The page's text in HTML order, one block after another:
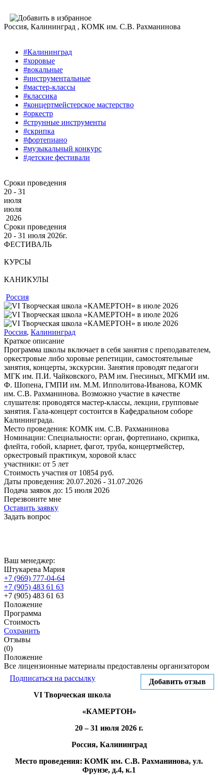
Россия, Калининград , КОМК им. С.В. Рахманинова
#Калининград
#хоровые
#вокальные
#инструментальные
#мастер-классы
#классика
#концертмейстерское мастерство
#оркестр
#струнные инструменты
#скрипка
#фортепиано
#музыкальный конкурс
#детские фестивали
Сроки проведения
20 - 31
июля
июля
2026
Сроки проведения
20 ‐ 31 июля 2026г.
ФЕСТИВАЛЬ
КУРСЫ
КАНИКУЛЫ
Россия
Россия, Калининград
Краткое описание
Программа школы включает в себя занятия с преподавателем,
оркестровые либо хоровые репетиции, самостоятельные
занятия, концерты, экскурсии. Занятия проводят педагоги
МГК им. П.И. Чайковского, РАМ им. Гнесиных, МГКМИ им.
Ф. Шопена, ГМПИ им. М.М. Ипполитова-Иванова, КОМК
им. С.В. Рахманинова. Возможно участие в качестве
слушателя: проводятся мастер-классы, лекции, групповые
занятия. Гала-концерт состоится в Кафедральном соборе
Калининграда.
Место проведения: КОМК им. С.В. Рахманинова
Номинации: Специальности: орган, фортепиано, скрипка,
флейта, гобой, кларнет, фагот, труба, концертмейстер,
оркестровый практикум, хоровой класс
участники: от 5 лет
Стоимость участия от 10854 руб.
Даты проведения: 20.07.2026 - 31.07.2026
Подача заявок до: 15 июля 2026
Перезвоните мне
Оставить заявку
Задать вопрос
Ваш менеджер:
Штукарева Мария
+7 (969) 777-04-64
+7 (905) 483 61 63
+7 (905) 483 61 63
Положение
Программа
Стоимость
Сохранить
Отзывы
(0)
Положение
Все лицензионные материалы предоставлены организатором
Добавить отзыв
Подписаться на рассылку
VI Творческая школа
«КАМЕРТОН»
20 – 31 июля 2026 г.
Россия, Калининград
Место проведения: КОМК им. С.В. Рахманинова, ул.
Фрунзе, д.4, к.1